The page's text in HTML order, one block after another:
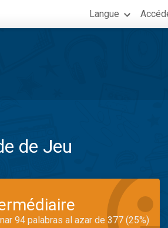
Langue
de Jeu
94 palabras al azar de 377 (25%)